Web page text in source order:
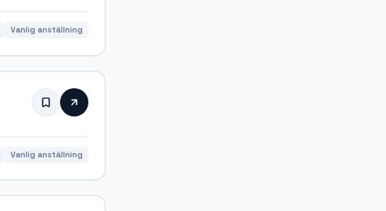
Vanlig anställning
Vanlig anställning